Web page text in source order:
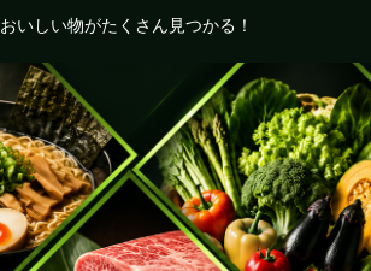
おいしい物がたくさん見つかる！